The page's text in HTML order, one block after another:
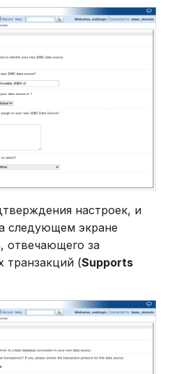
настроек, и
следующем экране
отвечающего за
транзакций (Supports